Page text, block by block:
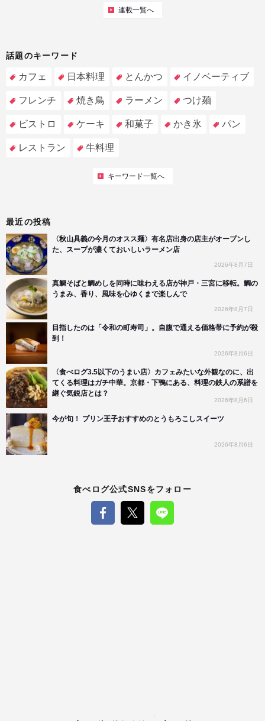
連載一覧へ
話題のキーワード
カフェ 日本料理 とんかつ イノベーティブ
フレンチ 焼き鳥 ラーメン つけ麺
ビストロ ケーキ 和菓子 かき氷 パン
レストラン 牛料理
キーワード一覧へ
最近の投稿
〈秋山具義の今月のオスス麺〉有名店出身の店主がオープンし
た、スープが濃くておいしいラーメン店
2026年8月7日
真鯛そばと鯛めしを同時に味わえる店が神戸・三宮に移転。鯛の
うまみ、香り、風味を心ゆくまで楽しんで
2026年8月7日
目指したのは「令和の町寿司」。自腹で通える価格帯に予約が殺
到！
2026年8月6日
〈食べログ3.5以下のうまい店〉カフェみたいな外観なのに、出
てくる料理はガチ中華。京都・下鴨にある、料理の鉄人の系譜を
継ぐ気鋭店とは？
2026年8月6日
今が旬！ プリン王子おすすめのとうもろこしスイーツ
2026年8月6日
食べログ公式SNSをフォロー